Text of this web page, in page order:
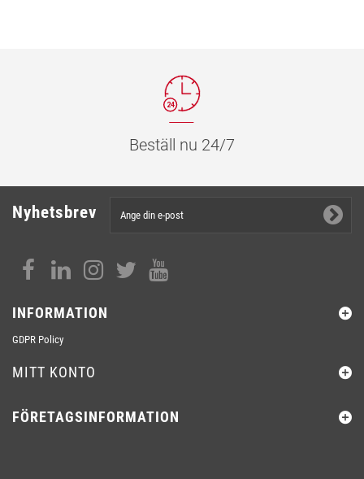
Beställ nu 24/7
Nyhetsbrev
INFORMATION
GDPR Policy
MITT KONTO
FÖRETAGSINFORMATION